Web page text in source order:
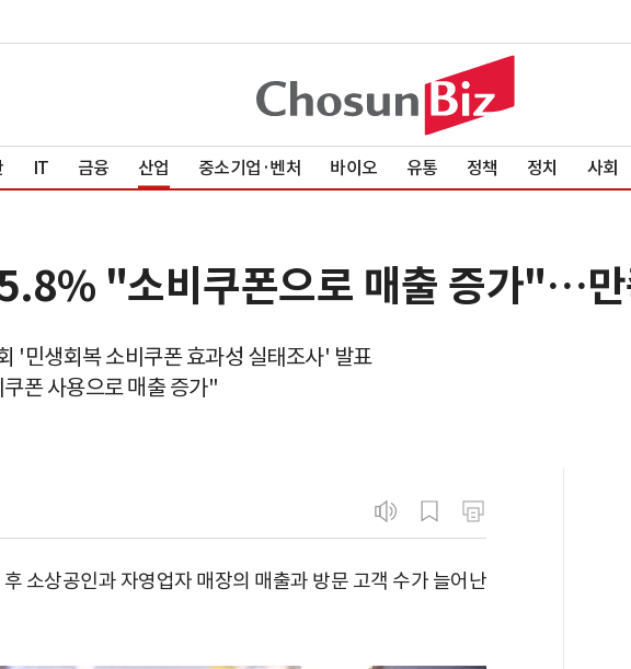
IT 금융 산업 중소기업·벤처 바이오 유통 정책 정치 사회
"소비쿠폰으로 매출 증가"…
'민생회복 소비쿠폰 효과성 실태조사' 발표
폰 사용으로 매출 증가"
소상공인과 자영업자 매장의 매출과 방문 고객 수가 늘어난